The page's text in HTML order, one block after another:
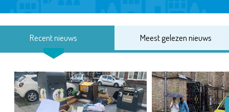
Recent nieuws Meest gelezen nieuws